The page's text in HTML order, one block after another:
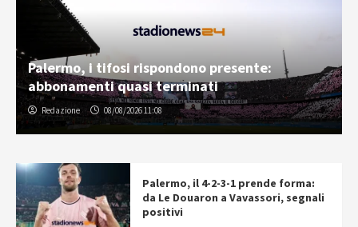
Palermo, i tifosi rispondono presente:
abbonamenti quasi terminati
Redazione 08/08/2026 11:08
Palermo, il 4-2-3-1 prende forma:
da Le Douaron a Vavassori, segnali
positivi